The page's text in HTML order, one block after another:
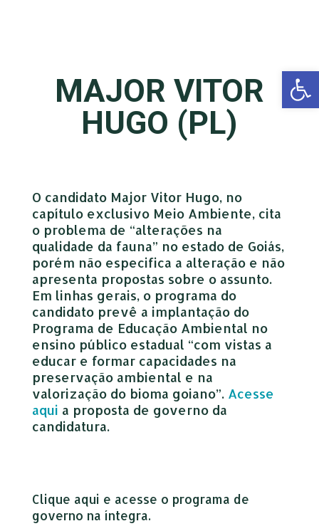
MAJOR VITOR
HUGO (PL)
O candidato Major Vitor Hugo, no
capítulo exclusivo Meio Ambiente, cita
o problema de “alterações na
qualidade da fauna” no estado de Goiás,
porém não especifica a alteração e não
apresenta propostas sobre o assunto.
Em linhas gerais, o programa do
candidato prevê a implantação do
Programa de Educação Ambiental no
ensino público estadual “com vistas a
educar e formar capacidades na
preservação ambiental e na
valorização do bioma goiano”. Acesse
aqui a proposta de governo da
candidatura.
Clique aqui e acesse o programa de
governo na íntegra.